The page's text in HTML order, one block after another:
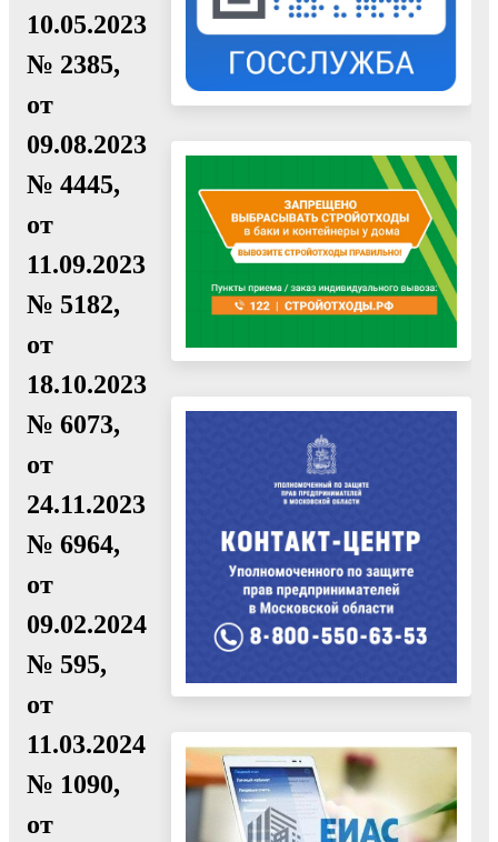
10.05.2023
№ 2385,
от
09.08.2023
№ 4445,
от
11.09.2023
№ 5182,
от
18.10.2023
№ 6073,
от
24.11.2023
№ 6964,
от
09.02.2024
№ 595,
от
11.03.2024
№ 1090,
от